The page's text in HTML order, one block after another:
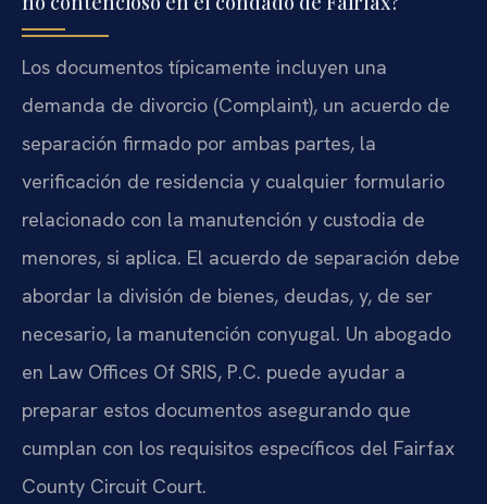
Los documentos típicamente incluyen una
demanda de divorcio (Complaint), un acuerdo de
separación firmado por ambas partes, la
verificación de residencia y cualquier formulario
relacionado con la manutención y custodia de
menores, si aplica. El acuerdo de separación debe
abordar la división de bienes, deudas, y, de ser
necesario, la manutención conyugal. Un abogado
en Law Offices Of SRIS, P.C. puede ayudar a
preparar estos documentos asegurando que
cumplan con los requisitos específicos del Fairfax
County Circuit Court.